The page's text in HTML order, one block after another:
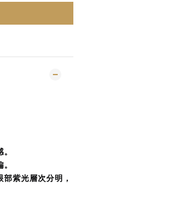
紫光層次分明，